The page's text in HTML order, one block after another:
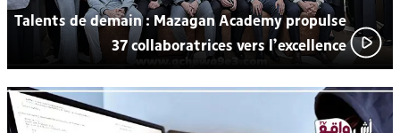
Talents de demain : Mazagan Academy propulse
37 collaboratrices vers l’excellence